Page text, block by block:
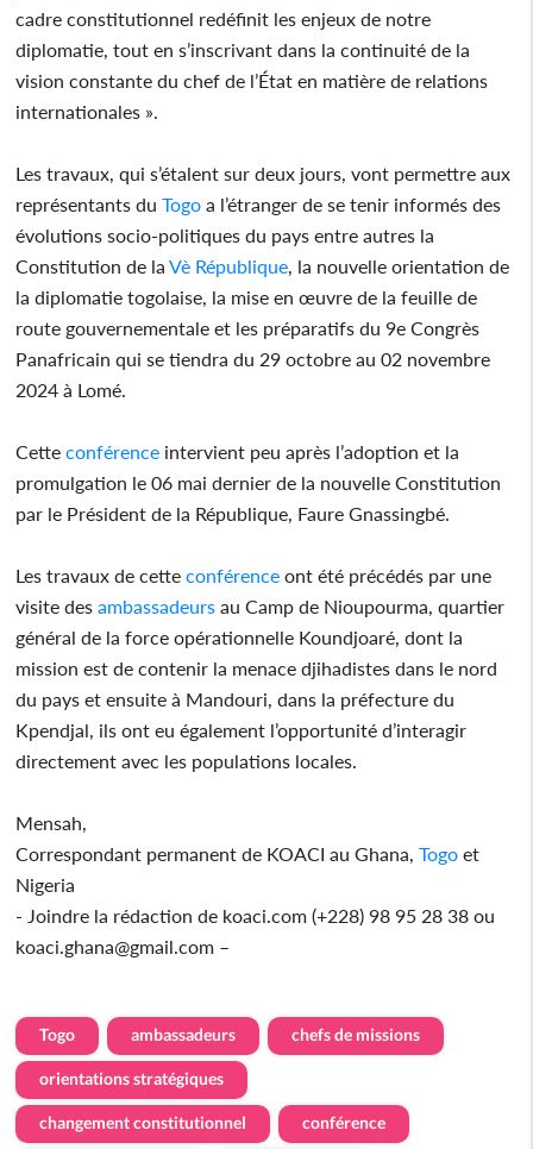
cadre constitutionnel redéfinit les enjeux de notre
diplomatie, tout en s’inscrivant dans la continuité de la
vision constante du chef de l’État en matière de relations
internationales ».
Les travaux, qui s’étalent sur deux jours, vont permettre aux
représentants duTogo a l’étranger de se tenir informés des
évolutions socio-politiques du pays entre autres la
Constitution de la Vè République , la nouvelle orientation de
la diplomatie togolaise, la mise en œuvre de la feuille de
route gouvernementale et les préparatifs du 9e Congrès
Panafricain qui se tiendra du 29 octobre au 02 novembre
2024 à Lomé.
Cette conférence intervient peu après l’adoption et la
promulgation le 06 mai dernier de la nouvelle Constitution
par le Président de la République, Faure Gnassingbé.
Les travaux de cette conférence ont été précédés par une
visite des ambassadeurs au Camp de Nioupourma, quartier
général de la force opérationnelle Koundjoaré, dont la
mission est de contenir la menace djihadistes dans le nord
du pays et ensuite à Mandouri, dans la préfecture du
Kpendjal, ils ont eu également l’opportunité d’interagir
directement avec les populations locales.
Mensah,
Correspondant permanent de KOACI au Ghana,Togo et
Nigeria
- Joindre la rédaction de koaci.com (+228) 98 95 28 38 ou
koaci.ghana@gmail.com –
Togo ambassadeurs chefs de missions
orientations stratégiques
changement constitutionnel conférence